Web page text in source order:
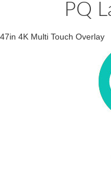
PQ
47in 4K Multi Touch Overlay